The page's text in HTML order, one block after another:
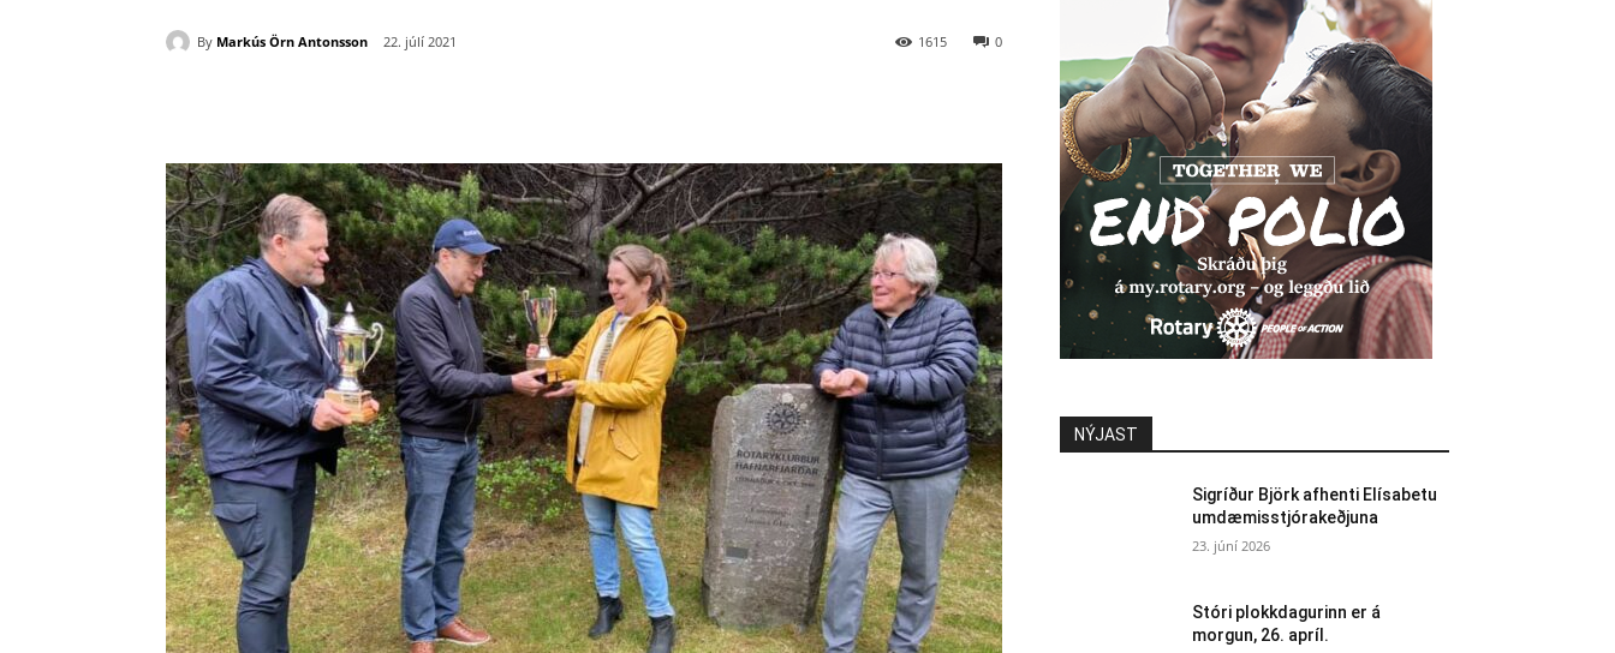
By Markús Örn Antonsson 22. júlí 2021 0
1615
NÝJAST
Sigríður Björk afhenti Elísabetu
umdæmisstjórakeðjuna
23. júní 2026
Stóri plokkdagurinn er á
morgun, 26. apríl.